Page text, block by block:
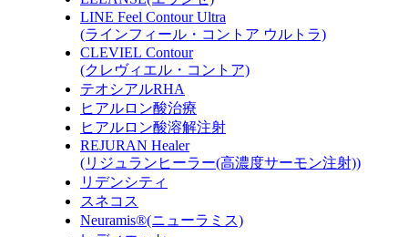
LINE Feel Contour Ultra
(ラインフィール・コントア ウルトラ)
CLEVIEL Contour
(クレヴィエル・コントア)
テオシアルRHA
ヒアルロン酸治療
ヒアルロン酸溶解注射
REJURAN Healer
(リジュランヒーラー(高濃度サーモン注射))
リデンシティ
スネコス
Neuramis®(ニューラミス)